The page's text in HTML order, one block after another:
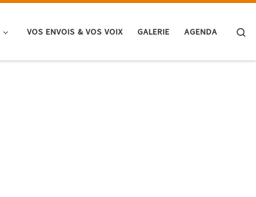
VOS ENVOIS & VOS VOIX GALERIE AGENDA